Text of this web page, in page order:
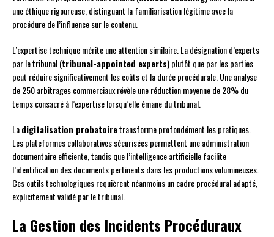
une éthique rigoureuse, distinguant la familiarisation légitime avec la
procédure de l’influence sur le contenu.
L’expertise technique mérite une attention similaire. La désignation d’experts
par le tribunal (tribunal-appointed experts) plutôt que par les parties
peut réduire significativement les coûts et la durée procédurale. Une analyse
de 250 arbitrages commerciaux révèle une réduction moyenne de 28% du
temps consacré à l’expertise lorsqu’elle émane du tribunal.
Ladigitalisation probatoiretransforme profondément les pratiques.
Les plateformes collaboratives sécurisées permettent une administration
documentaire efficiente, tandis que l’intelligence artificielle facilite
l’identification des documents pertinents dans les productions volumineuses.
Ces outils technologiques requièrent néanmoins un cadre procédural adapté,
explicitement validé par le tribunal.
La Gestion des Incidents Procéduraux